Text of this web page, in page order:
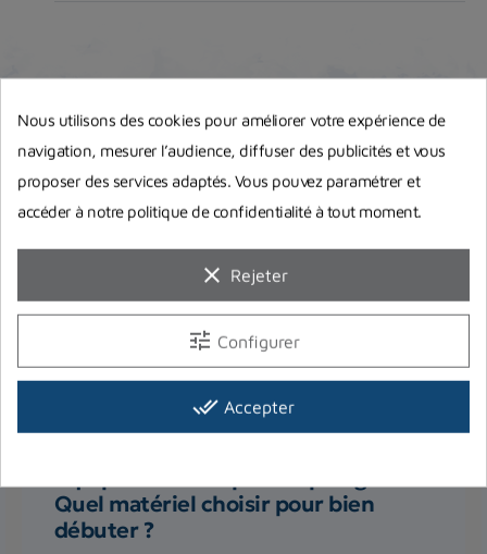
Matériel tube d'admission Métal
Guides d'achat
Quel matériel choisir pour bien
débuter ?
Nous utilisons des cookies pour améliorer votre expérience de
navigation, mesurer l’audience, diffuser des publicités et vous
proposer des services adaptés. Vous pouvez paramétrer et
accéder à notre politique de confidentialité à tout moment.
clear Rejeter
tune Configurer
done_all Accepter